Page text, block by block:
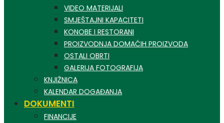
VIDEO MATERIJALI
SMJEŠTAJNI KAPACITETI
KONOBE I RESTORANI
PROIZVODNJA DOMAĆIH PROIZVODA
OSTALI OBRTI
GALERIJA FOTOGRAFIJA
KNJIŽNICA
KALENDAR DOGAĐANJA
DOKUMENTI
FINANCIJE